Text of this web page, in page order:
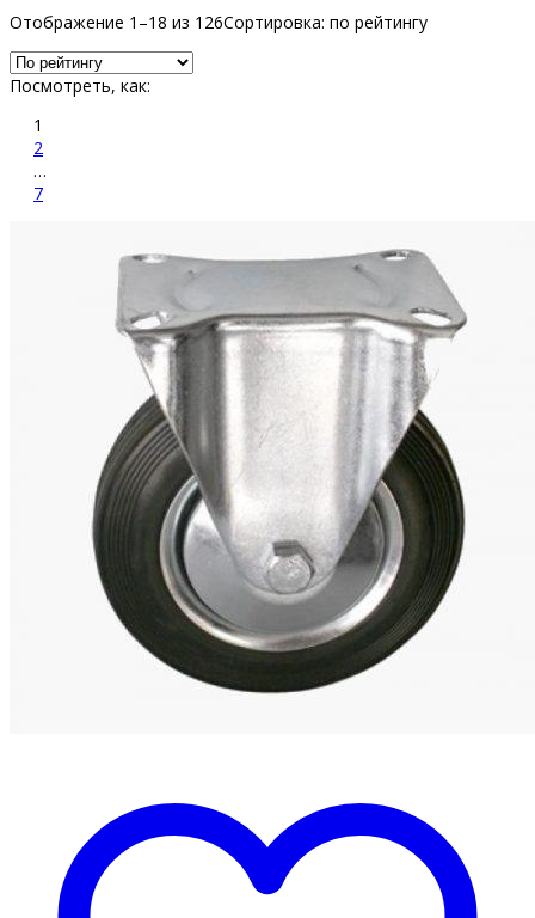
Отображение 1–18 из 126Сортировка: по рейтингу
Посмотреть, как:
1
2
…
7